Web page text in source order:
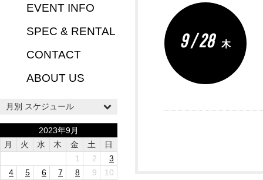
EVENT INFO
SPEC & RENTAL
CONTACT
ABOUT US
月別 スケジュール
2023年9月
月
火 水 木 金 土
日
1
2
3
4
5 6 7 8 9
10
9 / 28 木